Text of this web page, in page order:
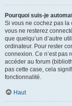
Pourquoi suis-je
Si vous ne cochez pas la
vous ne resterez
que quelqu’un d’autre
ordinateur. Pour rester
connexion. Ce n’est pas
accéder au forum
pas cette case, cela
fonctionnalité.
Haut